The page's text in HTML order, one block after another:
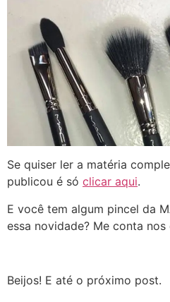
Se quiser ler a matéria
publicou é só clicar aqui.
E você tem algum pincel da
essa novidade? Me conta nos
Beijos! E até o próximo post.